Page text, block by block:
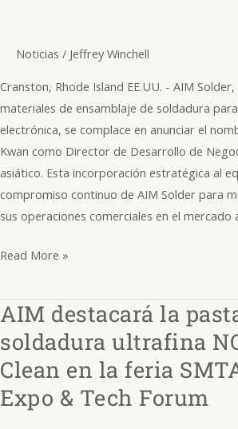
Noticias / Jeffrey Winchell
Cranston, Rhode Island EE.UU. - AIM
materiales de ensamblaje de soldadura
electrónica, se complace en anunciar el
Kwan como Director de Desarrollo de
asiático. Esta incorporación estratégica al
compromiso continuo de AIM Solder para
sus operaciones comerciales en el mercado
Director
Desarrollo
Read More »
AIM destacará la
soldadura ultrafina
Clean en la feria
Expo & Tech Forum
AIM
destacará
la
pasta
de